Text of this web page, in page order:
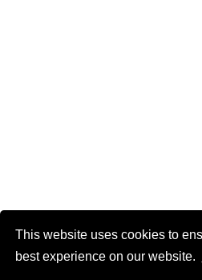
This website uses cookies to
best experience on our website.